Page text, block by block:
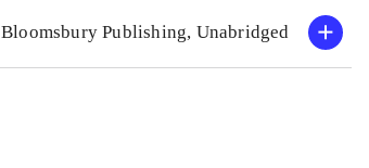
Bloomsbury Publishing, Unabridged